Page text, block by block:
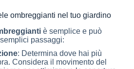
ombreggianti nel tuo giardino
è semplice e può
passaggi:
: Determina dove hai più
Considera il movimento del